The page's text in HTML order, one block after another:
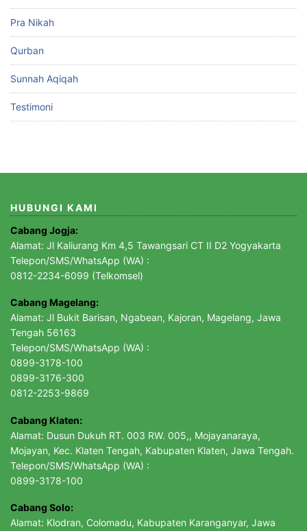
Pra Nikah
Qurban
Sunnah Aqiqah
Testimoni
HUBUNGI KAMI
Cabang Jogja:
Alamat: Jl Kaliurang Km 4,5 Tawangsari CT II D2 Yogyakarta
Telepon/SMS/WhatsApp (WA) :
0812-2234-6099 (Telkomsel)
Cabang Magelang:
Alamat: Jl Bukit Barisan, Ngabean, Kajoran, Magelang, Jawa
Tengah 56163
Telepon/SMS/WhatsApp (WA) :
0899-3178-100
0899-3176-300
0812-2253-9869
Cabang Klaten:
Alamat: Dusun Dukuh RT. 003 RW. 005,, Mojayanaraya,
Mojayan, Kec. Klaten Tengah, Kabupaten Klaten, Jawa Tengah.
Telepon/SMS/WhatsApp (WA) :
0899-3178-100
Cabang Solo:
Alamat: Klodran, Colomadu, Kabupaten Karanganyar, Jawa